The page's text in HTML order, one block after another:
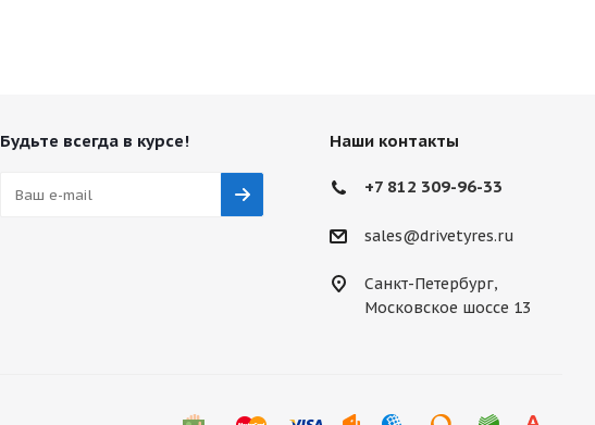
Будьте всегда в курсе! Наши контакты
+7 812 309-96-33
sales@drivetyres.ru
Санкт-Петербург,
Московское шоссе 13